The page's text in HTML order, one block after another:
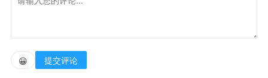
长相问题也闹出了不少的笑话，还好有系统加持，最终
已完成：大学白骨案、江底沉尸案、新娘惨死案
😀 提交评论